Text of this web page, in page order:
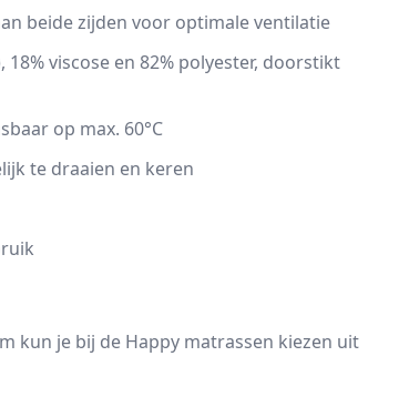
beide zijden voor optimale ventilatie
18% viscose en 82% polyester, doorstikt
op max. 60°C
te draaien en keren
kun je bij de Happy matrassen kiezen uit